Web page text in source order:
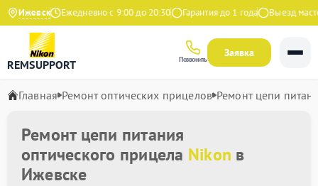
Ижевск
Яндекс Ежедневно с 9:00 до 20:30 Гарантия до 1 года Выезд
REMSUPPORT Позвонить
Заявка
Главная Ремонт оптических прицелов Ремонт цепи
Ремонт цепи питания
оптического прицела Nikon в
Ижевске